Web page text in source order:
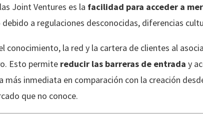
Joint Ventures es la facilidad para acceder a
a regulaciones desconocidas, diferencias
conocimiento, la red y la cartera de clientes al
Esto permite reducir las barreras de entrada y
más inmediata en comparación con la creación
que no conoce.